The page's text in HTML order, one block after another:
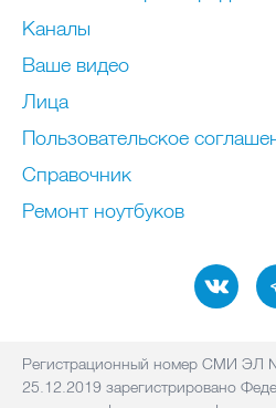
Каналы
Ваше видео
Лица
Пользовательское
Справочник
Ремонт нoутбуков
Регистрационный номер СМИ ЭЛ
25.12.2019 зарегистрировано